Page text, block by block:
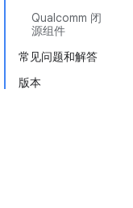
Qualcomm 闭
源组件
常见问题和解答
版本